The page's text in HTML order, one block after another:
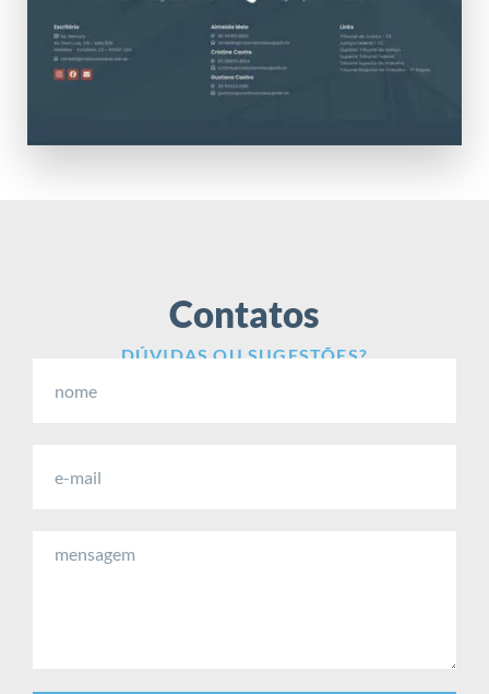
Contatos
DÚVIDAS OU SUGESTÕES?